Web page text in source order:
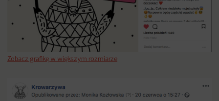
Zobacz grafikę w większym rozmiarze